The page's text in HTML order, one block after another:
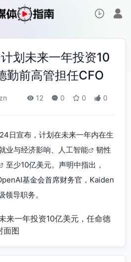
划未来一年投资10
勤前高管担任CFO
12 0 0 0
日宣布，计划在未来一年内在生
业与经济影响、 人工智能
韧性
至少10亿美元。声明中指出，
基金会首席财务官，Kaiden
领导职务。